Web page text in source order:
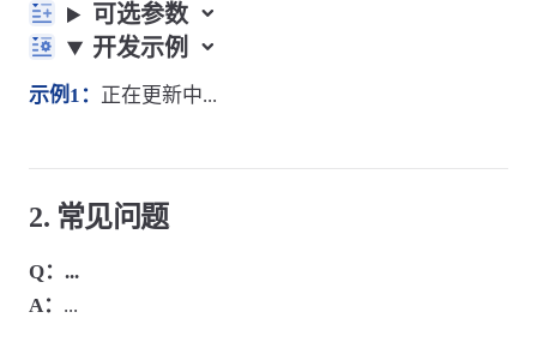
可选参数
开发示例
示例1： 正在更新中...
2. 常见问题
Q：...
A： ...